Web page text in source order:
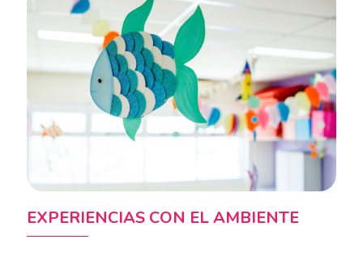
EXPERIENCIAS CON EL AMBIENTE